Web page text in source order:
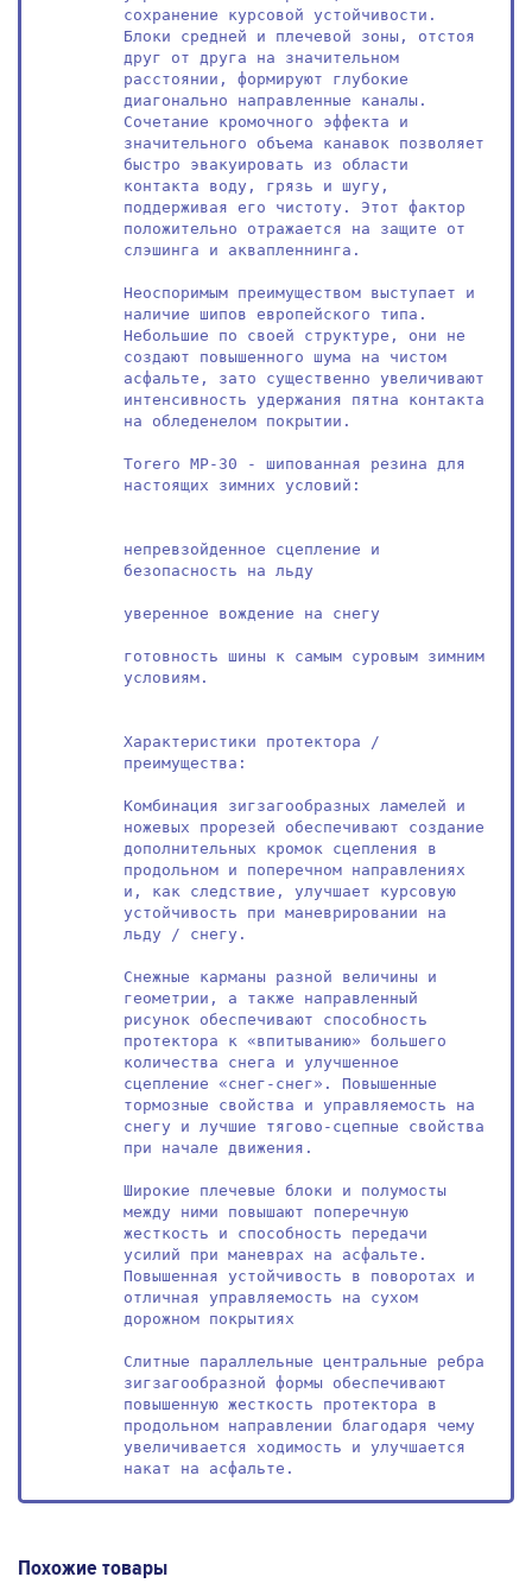
сохранение курсовой устойчивости.
Блоки средней и плечевой зоны, отстоя
друг от друга на значительном
расстоянии, формируют глубокие
диагонально направленные каналы.
Сочетание кромочного эффекта и
значительного объема канавок позволяет
быстро эвакуировать из области
контакта воду, грязь и шугу,
поддерживая его чистоту. Этот фактор
положительно отражается на защите от
слэшинга и аквапленнинга.
Неоспоримым преимуществом выступает и
наличие шипов европейского типа.
Небольшие по своей структуре, они не
создают повышенного шума на чистом
асфальте, зато существенно увеличивают
интенсивность удержания пятна контакта
на обледенелом покрытии.
Torero MP-30 - шипованная резина для
настоящих зимних условий:
непревзойденное сцепление и
безопасность на льду
уверенное вождение на снегу
готовность шины к самым суровым зимним
условиям.
Характеристики протектора /
преимущества:
Комбинация зигзагообразных ламелей и
ножевых прорезей обеспечивают создание
дополнительных кромок сцепления в
продольном и поперечном направлениях
и, как следствие, улучшает курсовую
устойчивость при маневрировании на
льду / снегу.
Снежные карманы разной величины и
геометрии, а также направленный
рисунок обеспечивают способность
протектора к «впитыванию» большего
количества снега и улучшенное
сцепление «снег-снег». Повышенные
тормозные свойства и управляемость на
снегу и лучшие тягово-сцепные свойства
при начале движения.
Широкие плечевые блоки и полумосты
между ними повышают поперечную
жесткость и способность передачи
усилий при маневрах на асфальте.
Повышенная устойчивость в поворотах и
отличная управляемость на сухом
дорожном покрытиях
Слитные параллельные центральные ребра
зигзагообразной формы обеспечивают
повышенную жесткость протектора в
продольном направлении благодаря чему
увеличивается ходимость и улучшается
накат на асфальте.
Похожие товары